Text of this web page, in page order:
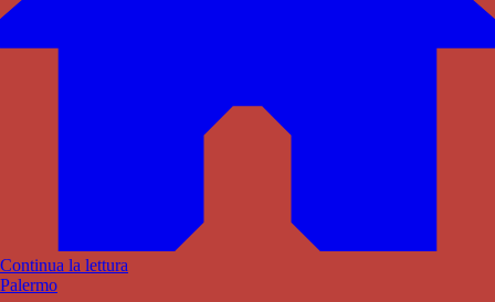
Continua la lettura
Palermo